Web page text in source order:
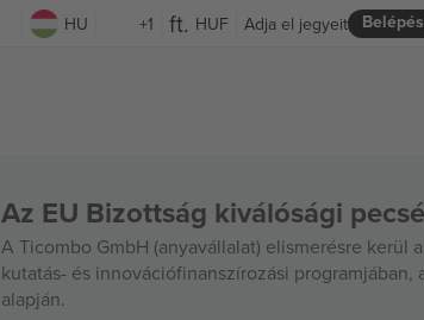
HU +1 HUF Belépés
Adja el jegyeit
Az EU Bizottság kiválósági
A Ticombo GmbH (anyavállalat) elismerésre kerül
kutatás- és innovációfinanszírozási programjában,
alapján.